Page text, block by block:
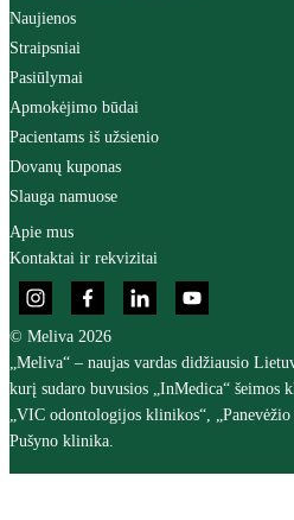
Naujienos
Straipsniai
Pasiūlymai
Apmokėjimo būdai
Pacientams iš užsienio
Dovanų kuponas
Slauga namuose
Apie mus
Kontaktai ir rekvizitai
© Meliva 2026
„Meliva“ – naujas vardas didžiausio
kurį sudaro buvusios „InMedica“
„VIC odontologijos klinikos“,
Pušyno klinika.